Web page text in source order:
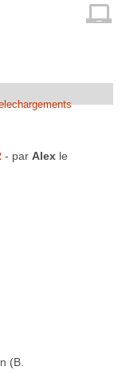
- parAlex le
(B.